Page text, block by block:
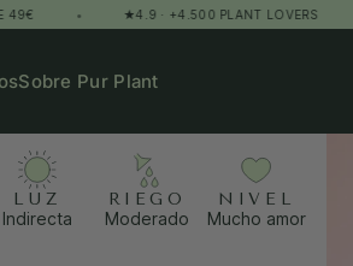
• ★4.9 · +4.500 PLANT LOVERS •
Sobre Pur Plant
LUZ
Indirecta
RIEGO
Moderado
NIVEL
Mucho amor